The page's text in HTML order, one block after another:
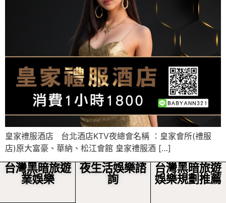
皇家禮服酒店 台北酒店KTV夜總會名稱 ：皇家會所(禮服
店)原大富豪、華納、松江會館 皇家禮服酒 […]
台灣黑暗旅遊
業娛樂
夜生活娛樂諮
詢
台灣黑暗旅遊
娛樂規劃推薦